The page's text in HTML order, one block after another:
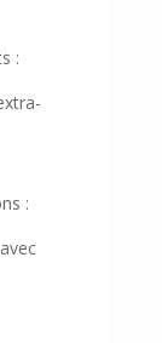
:
: